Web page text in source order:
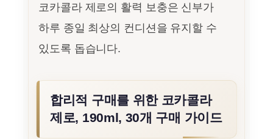
코카콜라 제로의 활력 보충은 신부가
하루 종일 최상의 컨디션을 유지할 수
있도록 돕습니다.
합리적 구매를 위한 코카콜라
제로, 190ml, 30개 구매 가이드